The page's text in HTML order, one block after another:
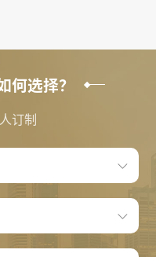
何选择？
订制